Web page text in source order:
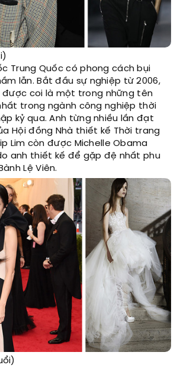
Trung Quốc có phong cách bụi
lẫn. Bắt đầu sự nghiệp từ 2006,
được coi là một trong những tên
trong ngành công nghiệp thời
kỷ qua. Anh từng nhiều lần đạt
Hội đồng Nhà thiết kế Thời trang
Lim còn được Michelle Obama
anh thiết kế để gặp đệ nhất phu
Lệ Viên.